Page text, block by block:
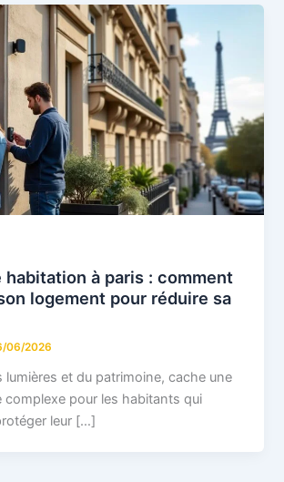
habitation à paris : comment
logement pour réduire sa
06/2026
lumières et du patrimoine, cache une
complexe pour les habitants qui
leur […]